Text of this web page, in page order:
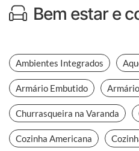
Bem estar e
Ambientes Integrados
Armário Embutido
Churrasqueira na Varanda
Cozinha Americana